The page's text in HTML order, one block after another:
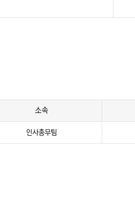
소속
인사총무팀